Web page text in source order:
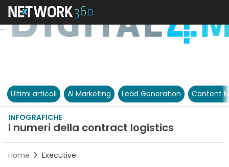
Ultimi articoli AI Marketing Lead Generation Content
INFOGRAFICHE
I numeri della contract logistics
Home Executive